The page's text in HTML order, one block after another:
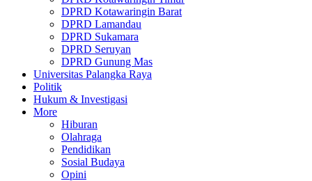
DPRD Kotawaringin Barat
DPRD Lamandau
DPRD Sukamara
DPRD Seruyan
DPRD Gunung Mas
Universitas Palangka Raya
Politik
Hukum & Investigasi
More
Hiburan
Olahraga
Pendidikan
Sosial Budaya
Opini